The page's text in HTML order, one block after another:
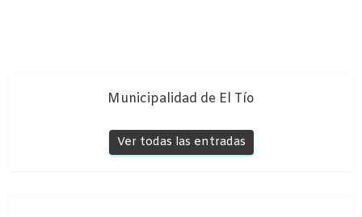
Municipalidad de El Tío
Ver todas las entradas